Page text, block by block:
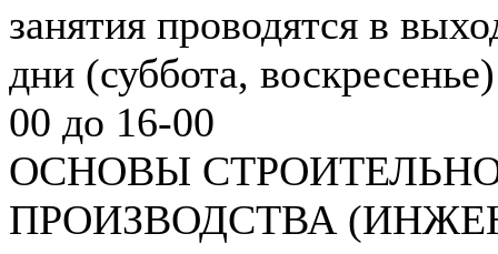
занятия проводятся в
дни (суббота,
00 до 16-00
ОСНОВЫ
ПРОИЗВОДСТВА